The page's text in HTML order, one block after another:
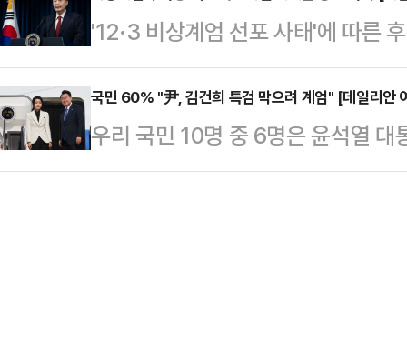
출·박덕흠·윤재옥·이종배·이헌승·
치고 비공개 의원총회로 향하던…
욱 힘을 얻고 있다. 향후 수사기관
요청할 것으로 예상되며, 윤 대통령
아 신병 확보에 나설 것이라는 게
주당이 성난 민심을 이용해 '이재명
에서 '대통령 긴급체포…
'12·3 비상계엄 선포 사태'에 따른
대통령과 국민의힘 지지율이 동반
여론조사공정㈜에 의뢰해 지난 9
수행 긍정평가는 17.5% (매우 잘
80.1%(매우 못함 75.1%·못하는
국민 60% "尹, 김건희 특검 막으려 계엄" [데일리안
우리 국민 10명 중 6명은 윤석열 대
검 도입을 막기 위해 단행됐다고 생